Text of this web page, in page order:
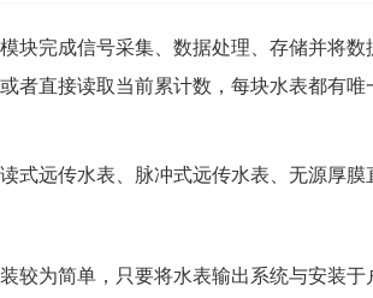
完成信号采集、数据处理、存储并将数
者直接读取当前累计数，每块水表都有
远传水表、脉冲式远传水表、无源厚膜
为简单，只要将水表输出系统与安装于